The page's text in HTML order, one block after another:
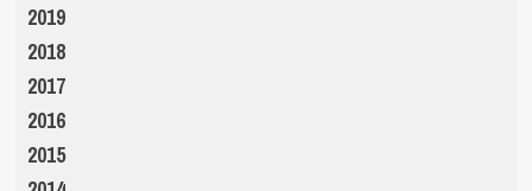
2019
2018
2017
2016
2015